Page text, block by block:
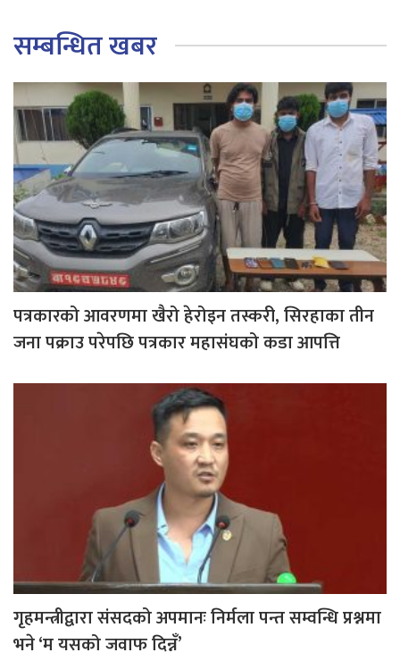
सम्बन्धित खबर
पत्रकारको आवरणमा खैरो हेरोइन तस्करी, सिरहाका तीन
जना पक्राउ परेपछि पत्रकार महासंघको कडा आपत्ति
गृहमन्त्रीद्वारा संसदको अपमानः निर्मला पन्त सम्वन्धि प्रश्नमा
भने ‘म यसको जवाफ दिन्नँ’